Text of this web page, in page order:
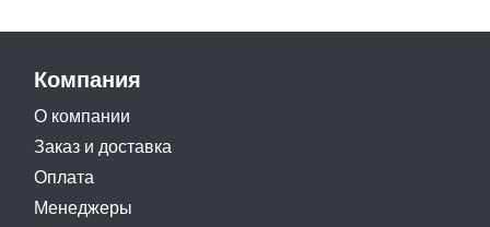
Компания
О компании
Заказ и доставка
Оплата
Менеджеры